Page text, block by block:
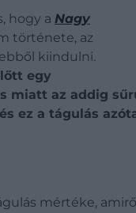
hogy a Nagy
története, az
kiindulni.
egy
miatt az addig
ez a tágulás
mértéke,